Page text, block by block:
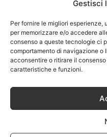
Gestisci
Per fornire le migliori
per memorizzare e/o accedere
consenso a queste tecnologie ci
comportamento di navigazione o
acconsentire o ritirare il
caratteristiche e funzioni.